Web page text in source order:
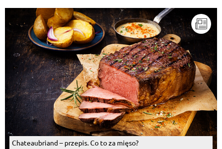
Chateaubriand – przepis. Co to za mięso?